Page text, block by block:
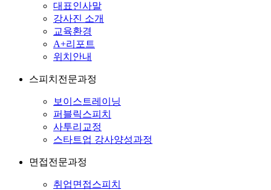
대표인사말
강사진 소개
교육환경
A+리포트
위치안내
스피치전문과정
보이스트레이닝
퍼블릭스피치
사투리교정
스타트업 강사양성과정
면접전문과정
취업면접스피치